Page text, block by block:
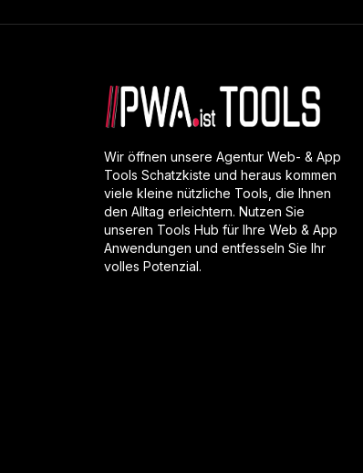
Wir öffnen unsere Agentur Web- & App
Tools Schatzkiste und heraus kommen
viele kleine nützliche Tools, die Ihnen
den Alltag erleichtern. Nutzen Sie
unseren Tools Hub für Ihre Web & App
Anwendungen und entfesseln Sie Ihr
volles Potenzial.